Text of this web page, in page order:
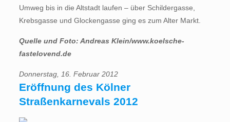
Umweg bis in die Altstadt laufen – über Schildergasse,
Krebsgasse und Glockengasse ging es zum Alter Markt.
Quelle und Foto: Andreas Klein/www.koelsche-
fastelovend.de
Donnerstag, 16. Februar 2012
Eröffnung des Kölner
Straßenkarnevals 2012